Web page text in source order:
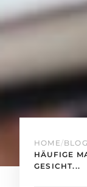
HOME /BLOG
HÄUFIGE
GESICHT...